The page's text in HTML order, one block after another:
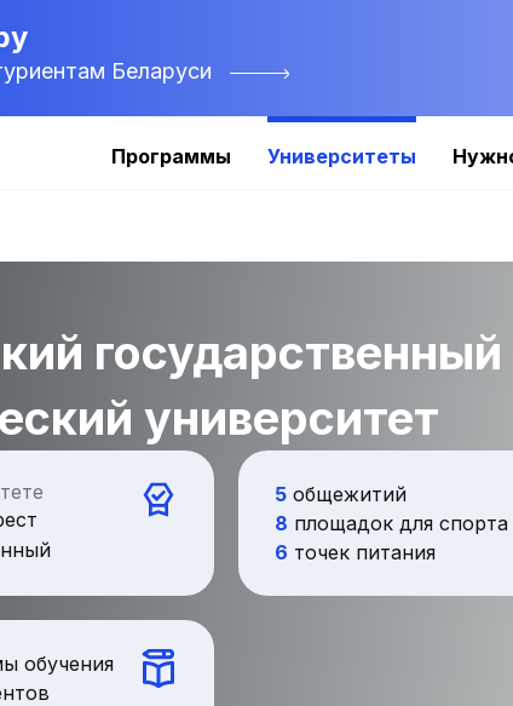
Беларуси
Программы Университеты
государственный
университет
5 общежитий
8 площадок для спорта
6 точек питания
обучения